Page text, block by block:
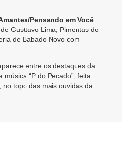
Pensando em Você:
Gusttavo Lima, Pimentas do
de Babado Novo com
entre os destaques da
música “P do Pecado”, feita
no topo das mais ouvidas da